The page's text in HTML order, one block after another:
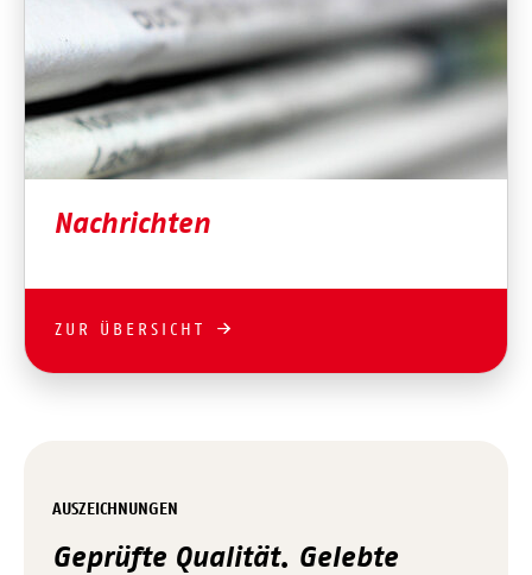
Nachrichten
ZUR ÜBERSICHT
AUSZEICHNUNGEN
Geprüfte Qualität. Gelebte